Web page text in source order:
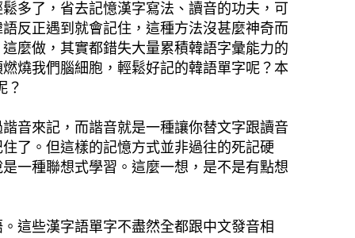
多了，省去記憶漢字寫法、讀音的功夫，可
反正遇到就會記住，這種方法沒甚麼神奇而
麼做，其實都錯失大量累積韓語字彙能力的
燒我們腦細胞，輕鬆好記的韓語單字呢？本
？
音來記，而諧音就是一種讓你替文字跟讀音
了。但這樣的記憶方式並非過往的死記硬
一種聯想式學習。這麼一想，是不是有點想
這些漢字語單字不盡然全都跟中文發音相